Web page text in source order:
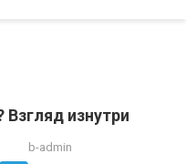
изнутри
b-admin